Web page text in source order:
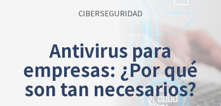
CIBERSEGURIDAD
Antivirus para
empresas: ¿Por qué
son tan necesarios?